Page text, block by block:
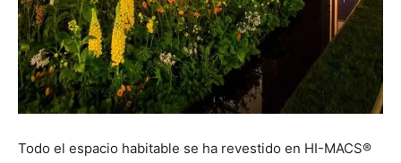
Todo el espacio habitable se ha revestido en HI-MACS®